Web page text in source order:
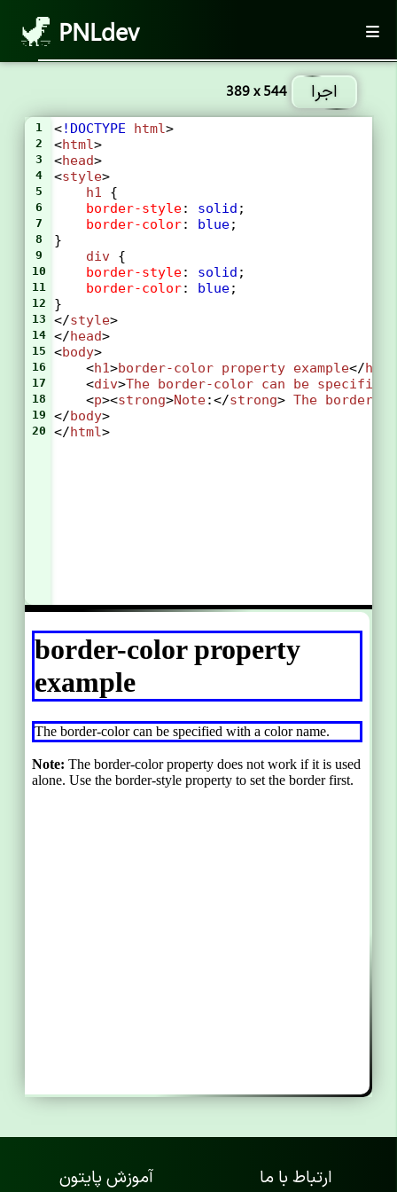
PNLdev
اجرا 389 x 544
1 <!DOCTYPE html>
2 <html>
3 <head>
4 <style>
5 h1 {
6 border-style: solid ;
7 border-color: blue;
8 }
9 div {
10 border-style: solid ;
11 border-color: blue;
12 }
13 </style>
14 </head>
15 <body>
16
    <
h1>border-color property example</h1
17
    <
div>The border-color can be specified
18
    <
p><strong>Note:</strong> The border-
19 </body>
20 </html>
ارتباط با ما
آموزش پایتون